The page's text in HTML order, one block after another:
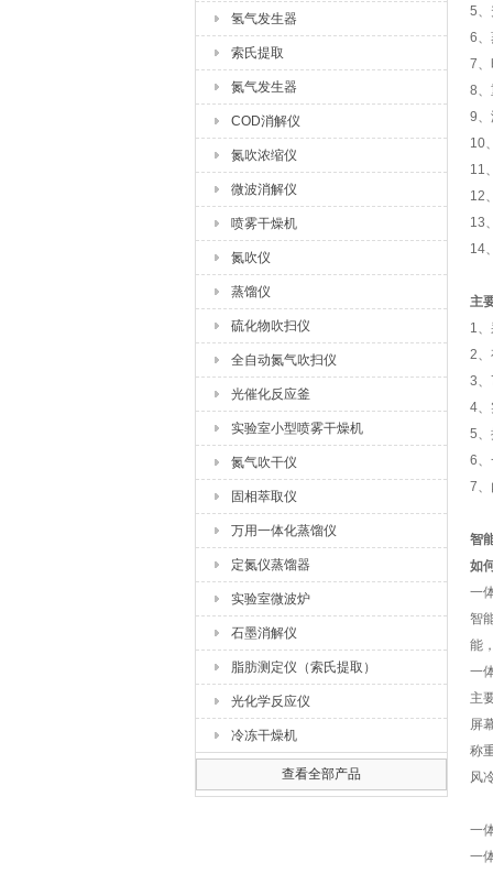
氢气发生器
索氏提取
氮气发生器
COD消解仪
氮吹浓缩仪
微波消解仪
喷雾干燥机
氮吹仪
蒸馏仪
硫化物吹扫仪
全自动氮气吹扫仪
光催化反应釜
实验室小型喷雾干燥机
氮气吹干仪
固相萃取仪
万用一体化蒸馏仪
定氮仪蒸馏器
实验室微波炉
石墨消解仪
脂肪测定仪（索氏提取）
光化学反应仪
冷冻干燥机
查看全部产品
5
6、
7、
8、
9
10
11
12
13
14
主
1
2、
3、
4、
5、
6、
7、
智
如
一
智
能
一
主
屏
称
风
一
一